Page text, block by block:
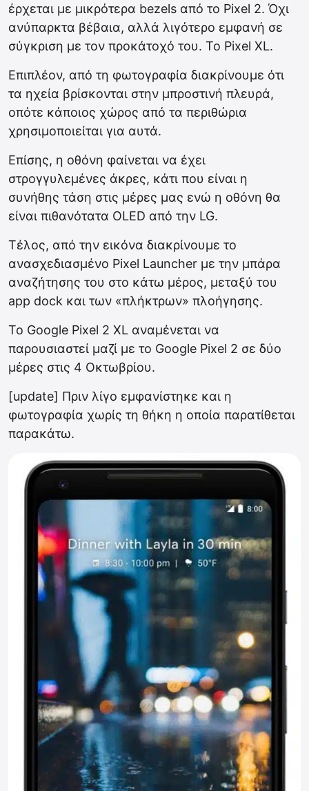
έρχεται με μικρότερα bezels από το Pixel 2. Όχι
ανύπαρκτα βέβαια, αλλά λιγότερο εμφανή σε
σύγκριση με τον προκάτοχό του. Το Pixel XL.
Επιπλέον, από τη φωτογραφία διακρίνουμε ότι
τα ηχεία βρίσκονται στην μπροστινή πλευρά,
οπότε κάποιος χώρος από τα περιθώρια
χρησιμοποιείται για αυτά.
Επίσης, η οθόνη φαίνεται να έχει
στρογγυλεμένες άκρες, κάτι που είναι η
συνήθης τάση στις μέρες μας ενώ η οθόνη θα
είναι πιθανότατα OLED από την LG.
Τέλος, από την εικόνα διακρίνουμε το
ανασχεδιασμένο Pixel Launcher με την μπάρα
αναζήτησης του στο κάτω μέρος, μεταξύ του
app dock και των «πλήκτρων» πλοήγησης.
Το Google Pixel 2 XL αναμένεται να
παρουσιαστεί μαζί με το Google Pixel 2 σε δύο
μέρες στις 4 Οκτωβρίου.
[update] Πριν λίγο εμφανίστηκε και η
φωτογραφία χωρίς τη θήκη η οποία παρατίθεται
παρακάτω.